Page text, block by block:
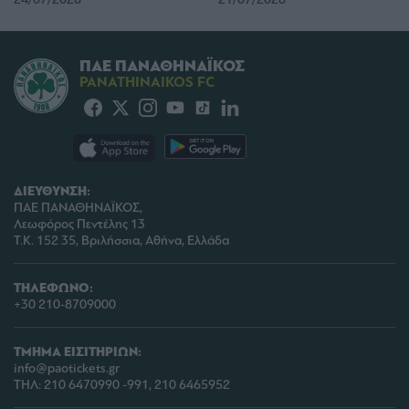
ΔΙΕΥΘΥΝΣΗ:
ΠΑΕ ΠΑΝΑΘΗΝΑΪΚΟΣ,
Λεωφόρος Πεντέλης 13
Τ.Κ. 152 35, Βριλήσσια, Αθήνα, Ελλάδα
ΤΗΛΕΦΩΝΟ:
+30 210-8709000
ΤΜΗΜΑ ΕΙΣΙΤΗΡΙΩΝ:
info@paotickets.gr
ΤΗΛ: 210 6470990 -991, 210 6465952
ΠΑΕ ΠΑΝΑΘΗΝΑΪΚΟΣ
PANATHINAIKOS FC